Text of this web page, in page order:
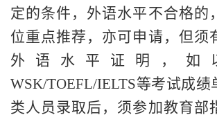
定的条件，外语水平不合格的
位重点推荐，亦可申请，但须
外语水平证明，如
WSK/TOEFL/IELTS等考试成
类人员录取后，须参加教育部